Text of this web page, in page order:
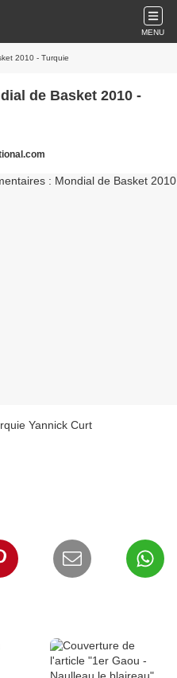
MENU
2010 - Turquie
de Basket 2010 -